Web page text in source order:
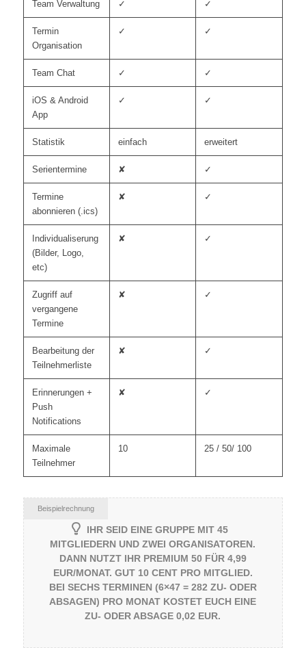
Team Verwaltung ✓ ✓
Termin
Organisation
✓ ✓
Team Chat ✓ ✓
iOS & Android
App
✓ ✓
Statistik einfach erweitert
Serientermine ✘ ✓
Termine
abonnieren (.ics)
✘ ✓
Individualiserung
(Bilder, Logo,
etc)
✘ ✓
Zugriff auf
vergangene
Termine
✘ ✓
Bearbeitung der
Teilnehmerliste
✘ ✓
Erinnerungen +
Push
Notifications
✘ ✓
Maximale
Teilnehmer
10 25 / 50/ 100
Beispielrechnung
IHR SEID EINE GRUPPE MIT 45
MITGLIEDERN UND ZWEI ORGANISATOREN.
DANN NUTZT IHR PREMIUM 50 FÜR 4,99
EUR/MONAT. GUT 10 CENT PRO MITGLIED.
BEI SECHS TERMINEN (6×47 = 282 ZU- ODER
ABSAGEN) PRO MONAT KOSTET EUCH EINE
ZU- ODER ABSAGE 0,02 EUR.